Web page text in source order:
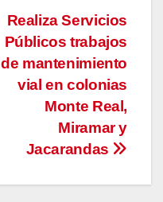
Realiza Servicios
Públicos trabajos
de mantenimiento
vial en colonias
Monte Real,
Miramar y
Jacarandas